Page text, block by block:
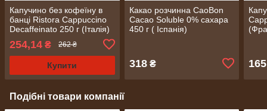
Капучино без кофеїну в
банці Ristora Cappuccino
Decaffeinato 250 г (Італія)
254,14 ₴ 262 ₴
Купити
Какао розчинна CaoBon
Cacao Soluble 0% сахара
450 г ( Іспанія)
318₴ 165
Подібні товари компанії